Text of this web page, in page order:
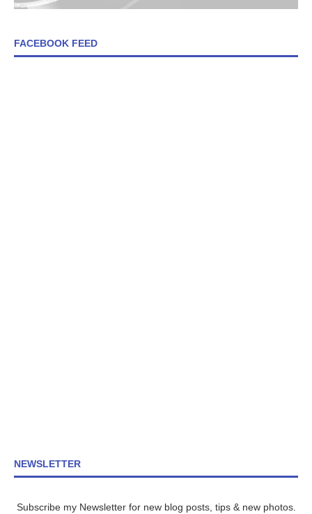
FACEBOOK FEED
NEWSLETTER
Subscribe my Newsletter for new blog posts, tips & new photos.